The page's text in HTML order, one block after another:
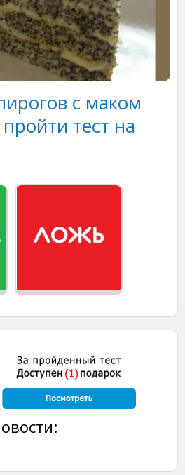
с маком
тест на